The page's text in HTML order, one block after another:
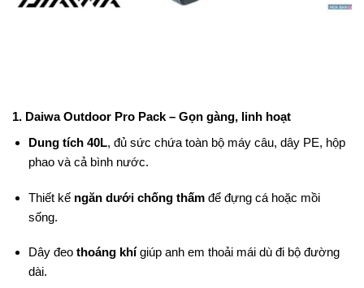
1. Daiwa Outdoor Pro Pack – Gọn gàng, linh hoạt
Dung tích 40L, đủ sức chứa toàn bộ máy câu, dây PE, hộp
phao và cả bình nước.
Thiết kế ngăn dưới chống thấmđể đựng cá hoặc mồi
sống.
Dây đeo thoáng khígiúp anh em thoải mái dù đi bộ đường
dài.